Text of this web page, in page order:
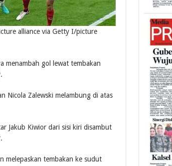
alliance via Getty I/picture
menambah gol lewat tembakan
Nicola Zalewski melambung di atas
Jakub Kiwior dari sisi kiri disambut
melepaskan tembakan ke sudut